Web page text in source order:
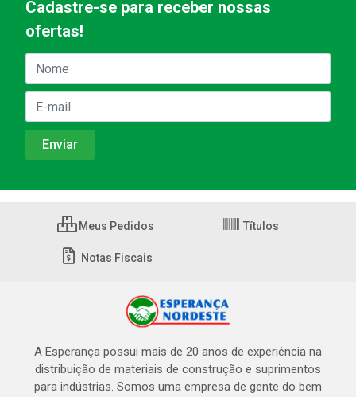
Cadastre-se para receber nossas
ofertas!
Meus Pedidos Títulos
Notas Fiscais
A Esperança possui mais de 20 anos de experiência na
distribuição de materiais de construção e suprimentos
para indústrias. Somos uma empresa de gente do bem